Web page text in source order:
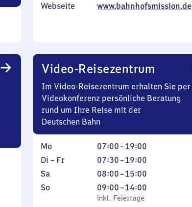
Webseite www.bahnhofsmission.de
Video-Reisezentrum
Im Video-Reisezentrum erhalten Sie per
Videokonferenz persönliche Beratung
rund um Ihre Reise mit der
Deutschen Bahn
Montag
Mo 07:00–19:00
Von
7
Uhr
19
Dienstag
bis
Freitag
Di – Fr 07:30–19:00
Von
7
Uhr
30
Samstag
Sa 08:00–15:00
Von
8
Uhr
Sonntag
So,
inkl. Feiertage
09:00–14:00
Von
9
inkl. Feiertage